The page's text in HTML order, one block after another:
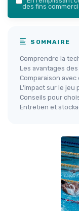
des fins
SOMMAIRE
Comprendre la
Les avantages
Comparaison
L'impact sur le jeu
Conseils pour
Entretien et